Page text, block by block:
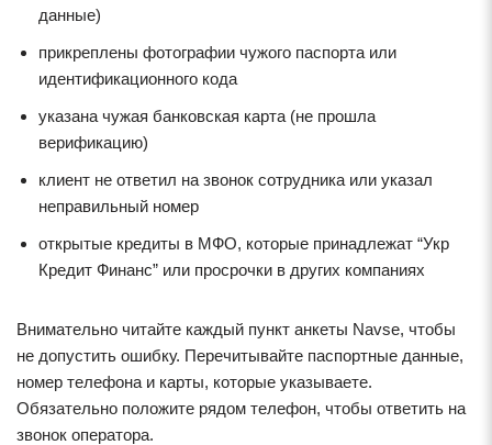
данные)
прикреплены фотографии чужого паспорта или
идентификационного кода
указана чужая банковская карта (не прошла
верификацию)
клиент не ответил на звонок сотрудника или указал
неправильный номер
открытые кредиты в МФО, которые принадлежат “Укр
Кредит Финанс” или просрочки в других компаниях
Внимательно читайте каждый пункт анкеты Navse, чтобы
не допустить ошибку. Перечитывайте паспортные данные,
номер телефона и карты, которые указываете.
Обязательно положите рядом телефон, чтобы ответить на
звонок оператора.